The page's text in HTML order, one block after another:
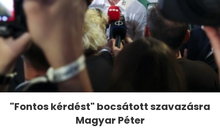
"Fontos kérdést" bocsátott szavazásra
Magyar Péter